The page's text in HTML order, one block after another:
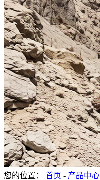
您的位置： 首页 - 产品中心